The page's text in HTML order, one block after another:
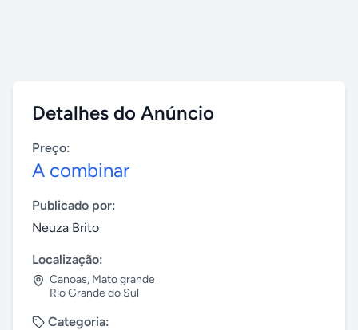
Detalhes do Anúncio
Preço:
A combinar
Publicado por:
Neuza Brito
Localização:
Canoas, Mato grande
Rio Grande do Sul
Categoria: